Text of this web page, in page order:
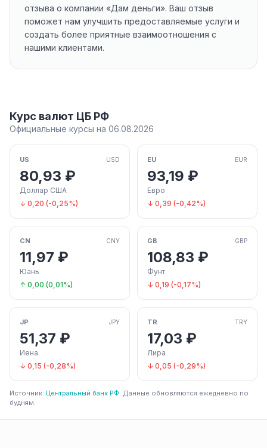
отзыва о компании «Дам деньги». Ваш отзыв
поможет нам улучшить предоставляемые услуги и
создать более приятные взаимоотношения с
нашими клиентами.
Курс валют ЦБ РФ
Официальные курсы на 06.08.2026
US USD
80,93 ₽
Доллар США
↓ 0,20 (-0,25%)
EU EUR
93,19 ₽
Евро
↓ 0,39 (-0,42%)
CN CNY
11,97 ₽
Юань
↑ 0,00 (0,01%)
GB GBP
108,83 ₽
Фунт
↓ 0,19 (-0,17%)
JP JPY
51,37 ₽
Иена
↓ 0,15 (-0,28%)
TR TRY
17,03 ₽
Лира
↓ 0,05 (-0,29%)
Источник: Центральный банк РФ. Данные обновляются ежедневно по
будням.